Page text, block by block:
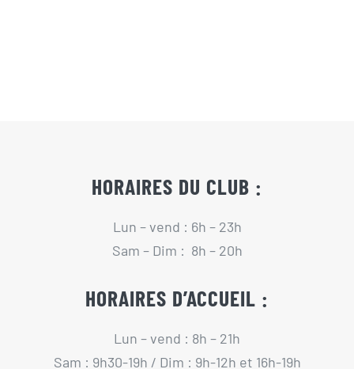
HORAIRES DU CLUB :
Lun – vend : 6h – 23h
Sam – Dim : 8h – 20h
HORAIRES D’ACCUEIL :
Lun – vend : 8h – 21h
Sam : 9h30-19h / Dim : 9h-12h et 16h-19h